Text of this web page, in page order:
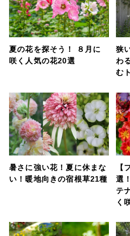
夏の花を探そう！ ８月に
咲く人気の花20選
狭
わ
む
暑さに強い花！夏に休まな
い！暖地向きの宿根草21種
【
選
テ
く